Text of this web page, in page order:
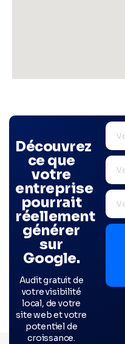
Découvrez
ce que
votre
entreprise
pourrait
réellement
générer
sur
Google.
Audit gratuit de
votre visibilité
local, de votre
site web et votre
potentiel de
croissance.